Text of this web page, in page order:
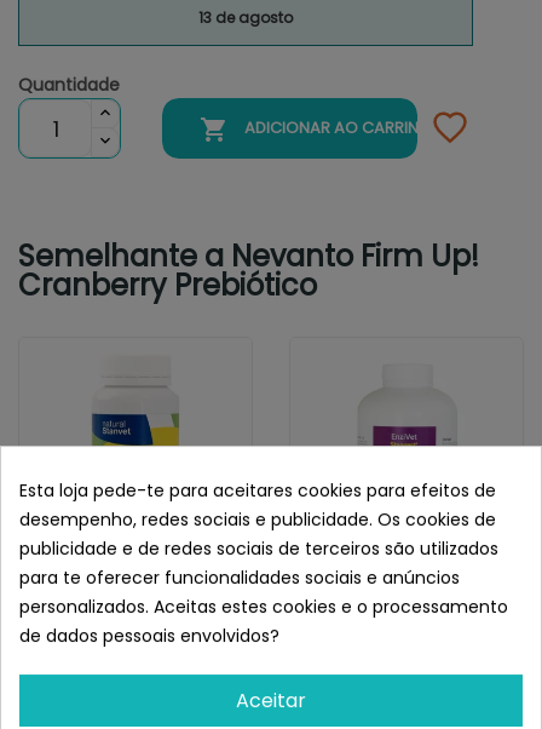
13 de agosto
Quantidade
 ADICIONAR AO CARRINHO
Semelhante a Nevanto Firm Up!
Cranberry Prebiótico
STANGEST
Stangest Zen
Comprimidos Para Perros
Y Gatos
STANGEST
¡Últimas produtos!
Esta loja pede-te para aceitares cookies para efeitos de
desempenho, redes sociais e publicidade. Os cookies de
publicidade e de redes sociais de terceiros são utilizados
para te oferecer funcionalidades sociais e anúncios
personalizados. Aceitas estes cookies e o processamento
de dados pessoais envolvidos?
Aceitar